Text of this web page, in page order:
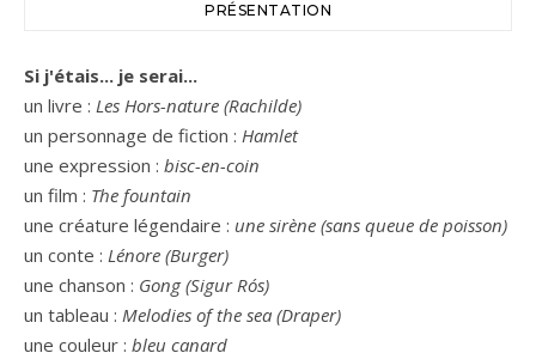
PRÉSENTATION
Si j'étais... je serai...
un livre : Les Hors-nature (Rachilde)
un personnage de fiction : Hamlet
une expression : bisc-en-coin
un film : The fountain
une créature légendaire : une sirène (sans queue de poisson)
un conte : Lénore (Burger)
une chanson : Gong (Sigur Rós)
un tableau : Melodies of the sea (Draper)
une couleur : bleu canard